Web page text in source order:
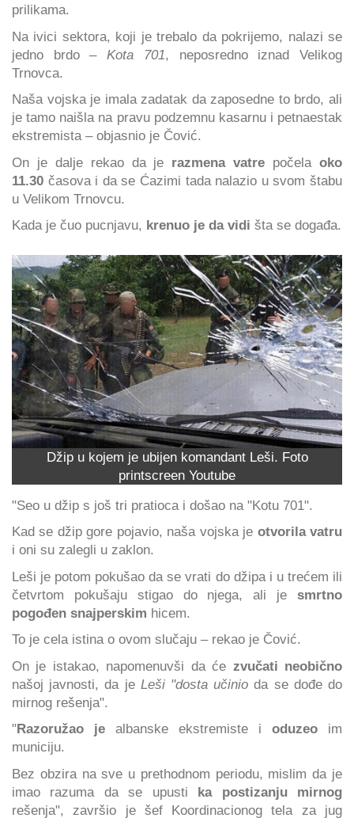
prilikama.
Na ivici sektora, koji je trebalo da pokrijemo, nalazi se
jedno brdo –Kota 701, neposredno iznad Velikog
Trnovca.
Naša vojska je imala zadatak da zaposedne to brdo, ali
je tamo naišla na pravu podzemnu kasarnu i petnaestak
ekstremista – objasnio je Čović.
On je dalje rekao da je razmena vatre počelaoko
11.30 časova i da se Ćazimi tada nalazio u svom štabu
u Velikom Trnovcu.
Kada je čuo pucnjavu, krenuo je da vidi šta se događa.
Džip u kojem je ubijen komandant Leši. Foto
printscreen Youtube
"Seo u džip s još tri pratioca i došao na "Kotu 701".
Kad se džip gore pojavio, naša vojska je otvorila vatru
i oni su zalegli u zaklon.
Leši je potom pokušao da se vrati do džipa i u trećem ili
četvrtom pokušaju stigao do njega, ali je smrtno
pogođen snajperskim hicem.
To je cela istina o ovom slučaju – rekao je Čović.
On je istakao, napomenuvši da će zvučati neobično
našoj javnosti, da je Leši "dosta učinioda se dođe do
mirnog rešenja".
"Razoružao je albanske ekstremiste i oduzeo im
municiju.
Bez obzira na sve u prethodnom periodu, mislim da je
imao razuma da se upusti ka postizanju mirnog
rešenja", završio je šef Koordinacionog tela za jug